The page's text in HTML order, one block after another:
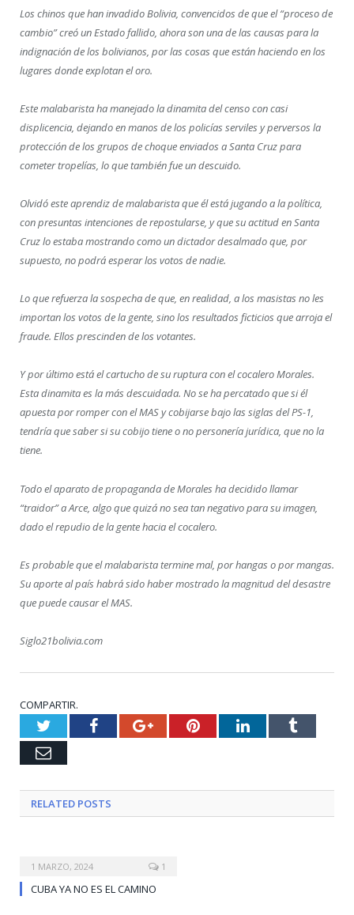
Los chinos que han invadido Bolivia, convencidos de que el “proceso de
cambio” creó un Estado fallido, ahora son una de las causas para la
indignación de los bolivianos, por las cosas que están haciendo en los
lugares donde explotan el oro.
Este malabarista ha manejado la dinamita del censo con casi
displicencia, dejando en manos de los policías serviles y perversos la
protección de los grupos de choque enviados a Santa Cruz para
cometer tropelías, lo que también fue un descuido.
Olvidó este aprendiz de malabarista que él está jugando a la política,
con presuntas intenciones de repostularse, y que su actitud en Santa
Cruz lo estaba mostrando como un dictador desalmado que, por
supuesto, no podrá esperar los votos de nadie.
Lo que refuerza la sospecha de que, en realidad, a los masistas no les
importan los votos de la gente, sino los resultados ficticios que arroja el
fraude. Ellos prescinden de los votantes.
Y por último está el cartucho de su ruptura con el cocalero Morales.
Esta dinamita es la más descuidada. No se ha percatado que si él
apuesta por romper con el MAS y cobijarse bajo las siglas del PS-1,
tendría que saber si su cobijo tiene o no personería jurídica, que no la
tiene.
Todo el aparato de propaganda de Morales ha decidido llamar
“traidor” a Arce, algo que quizá no sea tan negativo para su imagen,
dado el repudio de la gente hacia el cocalero.
Es probable que el malabarista termine mal, por hangas o por mangas.
Su aporte al país habrá sido haber mostrado la magnitud del desastre
que puede causar el MAS.
Siglo21bolivia.com
COMPARTIR.
TwitterFacebookGoogle+PinterestLinkedInTumblr
Email
RELATED POSTS
1 MARZO, 2024 1
CUBA YA NO ES EL CAMINO